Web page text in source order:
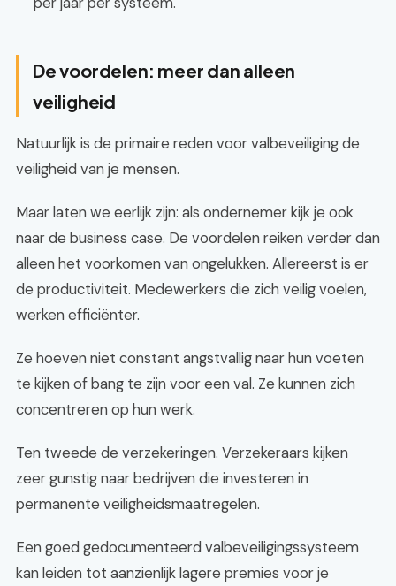
De voordelen: meer dan alleen
veiligheid
Natuurlijk is de primaire reden voor valbeveiliging de
veiligheid van je mensen.
Maar laten we eerlijk zijn: als ondernemer kijk je ook
naar de business case. De voordelen reiken verder dan
alleen het voorkomen van ongelukken. Allereerst is er
de productiviteit. Medewerkers die zich veilig voelen,
werken efficiënter.
Ze hoeven niet constant angstvallig naar hun voeten
te kijken of bang te zijn voor een val. Ze kunnen zich
concentreren op hun werk.
Ten tweede de verzekeringen. Verzekeraars kijken
zeer gunstig naar bedrijven die investeren in
permanente veiligheidsmaatregelen.
Een goed gedocumenteerd valbeveiligingssysteem
kan leiden tot aanzienlijk lagere premies voor je